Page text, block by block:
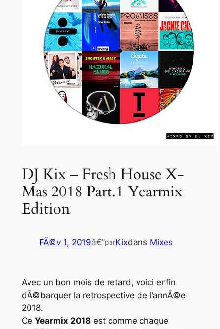
DJ Kix – Fresh House X-
Mas 2018 Part.1 Yearmix
Edition
FÃ©v 1, 2019â€”parKixdans Mixes
Avec un bon mois de retard, voici enfin
dÃ©barquer la retrospective de l’annÃ©e
2018.
Ce Yearmix 2018est comme chaque